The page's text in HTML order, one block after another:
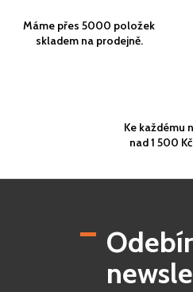
Máme přes 5000 položek
skladem na prodejně.
Ke každému
nad 1 500